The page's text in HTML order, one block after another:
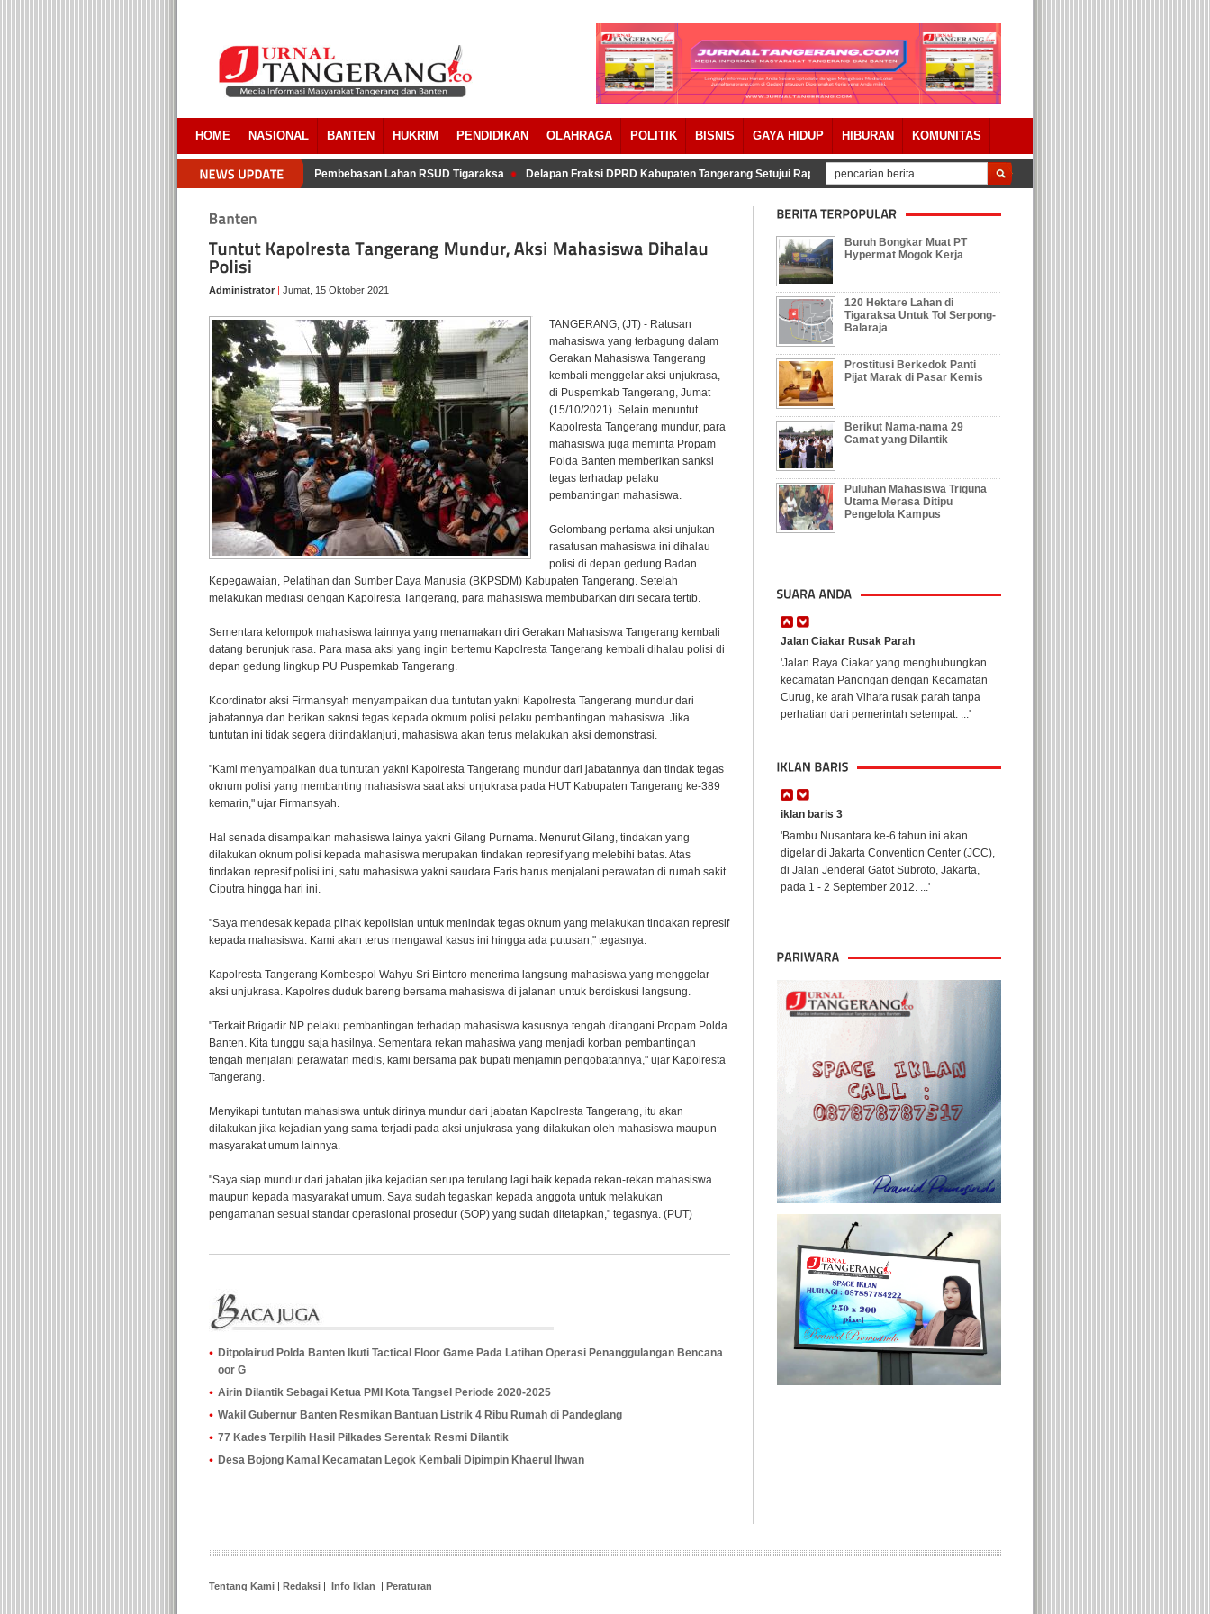
HOME NASIONAL BANTEN HUKRIM PENDIDIKAN OLAHRAGA POLITIK BISNIS GAYA HIDUP HIBURAN KOMUNITAS
Pengacara Pemkab Tangerang Akui Ada Overlapping Pada Pembebasan Lahan RSUD Tigaraksa Delapan Fraksi DPRD Kabupaten Tangerang Setujui Raperda Pertanggungjawaban APBD 2023 Dengan Catatan
Administrator | Jumat, 15 Oktober 2021
TANGERANG, (JT) - Ratusan
mahasiswa yang terbagung dalam
Gerakan Mahasiswa Tangerang
kembali menggelar aksi unjukrasa,
di Puspemkab Tangerang, Jumat
(15/10/2021). Selain menuntut
Kapolresta Tangerang mundur, para
mahasiswa juga meminta Propam
Polda Banten memberikan sanksi
tegas terhadap pelaku
pembantingan mahasiswa.
Gelombang pertama aksi unjukan
rasatusan mahasiswa ini dihalau
polisi di depan gedung Badan
Kepegawaian, Pelatihan dan Sumber Daya Manusia (BKPSDM) Kabupaten Tangerang. Setelah
melakukan mediasi dengan Kapolresta Tangerang, para mahasiswa membubarkan diri secara tertib.
Sementara kelompok mahasiswa lainnya yang menamakan diri Gerakan Mahasiswa Tangerang kembali
datang berunjuk rasa. Para masa aksi yang ingin bertemu Kapolresta Tangerang kembali dihalau polisi di
depan gedung lingkup PU Puspemkab Tangerang.
Koordinator aksi Firmansyah menyampaikan dua tuntutan yakni Kapolresta Tangerang mundur dari
jabatannya dan berikan saknsi tegas kepada okmum polisi pelaku pembantingan mahasiswa. Jika
tuntutan ini tidak segera ditindaklanjuti, mahasiswa akan terus melakukan aksi demonstrasi.
"Kami menyampaikan dua tuntutan yakni Kapolresta Tangerang mundur dari jabatannya dan tindak tegas
oknum polisi yang membanting mahasiswa saat aksi unjukrasa pada HUT Kabupaten Tangerang ke-389
kemarin," ujar Firmansyah.
Hal senada disampaikan mahasiswa lainya yakni Gilang Purnama. Menurut Gilang, tindakan yang
dilakukan oknum polisi kepada mahasiswa merupakan tindakan represif yang melebihi batas. Atas
tindakan represif polisi ini, satu mahasiswa yakni saudara Faris harus menjalani perawatan di rumah sakit
Ciputra hingga hari ini.
"Saya mendesak kepada pihak kepolisian untuk menindak tegas oknum yang melakukan tindakan represif
kepada mahasiswa. Kami akan terus mengawal kasus ini hingga ada putusan," tegasnya.
Kapolresta Tangerang Kombespol Wahyu Sri Bintoro menerima langsung mahasiswa yang menggelar
aksi unjukrasa. Kapolres duduk bareng bersama mahasiswa di jalanan untuk berdiskusi langsung.
"Terkait Brigadir NP pelaku pembantingan terhadap mahasiswa kasusnya tengah ditangani Propam Polda
Banten. Kita tunggu saja hasilnya. Sementara rekan mahasiwa yang menjadi korban pembantingan
tengah menjalani perawatan medis, kami bersama pak bupati menjamin pengobatannya," ujar Kapolresta
Tangerang.
Menyikapi tuntutan mahasiswa untuk dirinya mundur dari jabatan Kapolresta Tangerang, itu akan
dilakukan jika kejadian yang sama terjadi pada aksi unjukrasa yang dilakukan oleh mahasiswa maupun
masyarakat umum lainnya.
"Saya siap mundur dari jabatan jika kejadian serupa terulang lagi baik kepada rekan-rekan mahasiswa
maupun kepada masyarakat umum. Saya sudah tegaskan kepada anggota untuk melakukan
pengamanan sesuai standar operasional prosedur (SOP) yang sudah ditetapkan," tegasnya. (PUT)
Ditpolairud Polda Banten Ikuti Tactical Floor Game Pada Latihan Operasi Penanggulangan Bencana
oor G
Airin Dilantik Sebagai Ketua PMI Kota Tangsel Periode 2020-2025
Wakil Gubernur Banten Resmikan Bantuan Listrik 4 Ribu Rumah di Pandeglang
77 Kades Terpilih Hasil Pilkades Serentak Resmi Dilantik
Desa Bojong Kamal Kecamatan Legok Kembali Dipimpin Khaerul Ihwan
Buruh Bongkar Muat PT
Hypermat Mogok Kerja
120 Hektare Lahan di
Tigaraksa Untuk Tol Serpong-
Balaraja
Prostitusi Berkedok Panti
Pijat Marak di Pasar Kemis
Berikut Nama-nama 29
Camat yang Dilantik
Puluhan Mahasiswa Triguna
Utama Merasa Ditipu
Pengelola Kampus
Jalan Ciakar Rusak Parah
'Jalan Raya Ciakar yang menghubungkan
kecamatan Panongan dengan Kecamatan
Curug, ke arah Vihara rusak parah tanpa
perhatian dari pemerintah setempat. ...'
iklan baris 3
'Bambu Nusantara ke-6 tahun ini akan
digelar di Jakarta Convention Center (JCC),
di Jalan Jenderal Gatot Subroto, Jakarta,
pada 1 - 2 September 2012. ...'
Tentang Kami | Redaksi | Info Iklan | Peraturan